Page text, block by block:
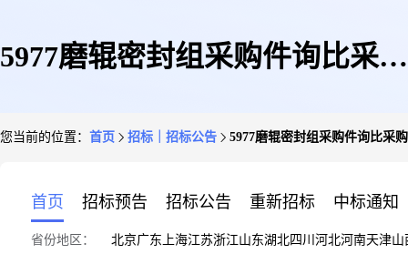
5977磨辊密封组采购件询比采购
您当前的位置： 首页 招标｜招标公告 5977磨辊密封组采购件询比采
首页 招标预告 招标公告 重新招标 中标通知
省份地区： 北京广东 上海江苏浙江山东湖北四川 河北河南天津山